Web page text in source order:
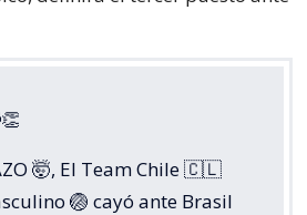
🤯, El Team Chile 🇨🇱
🏐 cayó ante Brasil